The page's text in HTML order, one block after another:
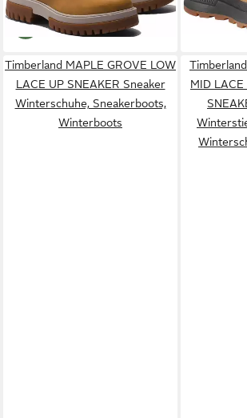
Timberland MAPLE GROVE LOW
LACE UP SNEAKER Sneaker
Winterschuhe, Sneakerboots,
Winterboots
MID LACE